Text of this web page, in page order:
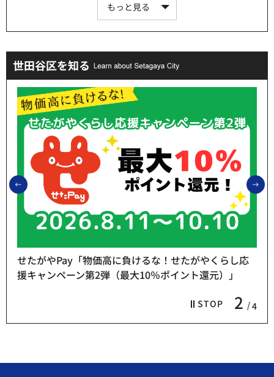
もっと見る
世田谷区を知る
前のスライドを表示
STOP 2 4
せたがやPay「物価高に負けるな！せたがやくらし応
援キャンペーン第2弾（最大10％ポイント還元）」